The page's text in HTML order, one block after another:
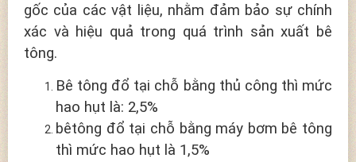
gốc của các vật liệu, nhằm đảm bảo sự chính
xác và hiệu quả trong quá trình sản xuất bê
tông.
Bê tông đổ tại chỗ bằng thủ công thì mức
hao hụt là: 2,5%
bêtông đổ tại chỗ bằng máy bơm bê tông
thì mức hao hụt là 1,5%